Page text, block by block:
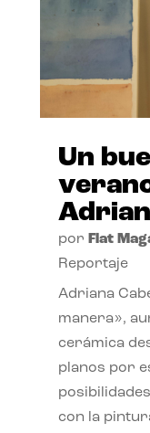
Un
por Flat
Reportaje
Adriana
manera»,
cerámica
planos por
con la